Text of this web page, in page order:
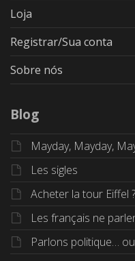
Loja
Registrar/Sua conta
Sobre nós
Blog
Mayday, Mayday,
Les sigles
Acheter la tour Eiffel ?
Les français ne
Parlons politique…